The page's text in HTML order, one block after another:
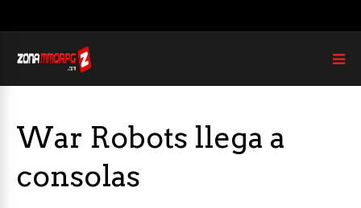
War Robots llega a
consolas